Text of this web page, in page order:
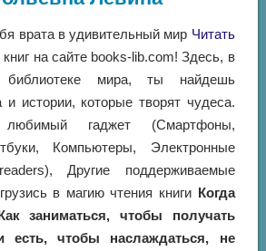
врата в удивительный мир Читать
книг на сайте books-lib.com! Здесь, в
мира, ты найдешь
и истории, которые творят чудеса.
гаджет (Смартфоны,
Компьютеры, Электронные
Другие поддерживаемые
в магию чтения книги Когда
заниматься, чтобы получать
есть, чтобы наслаждаться, не